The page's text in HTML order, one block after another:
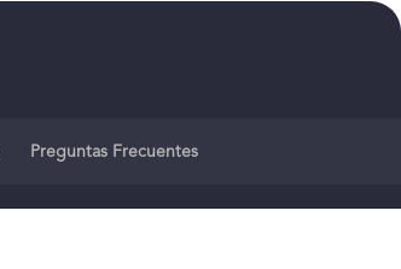
Preguntas Frecuentes